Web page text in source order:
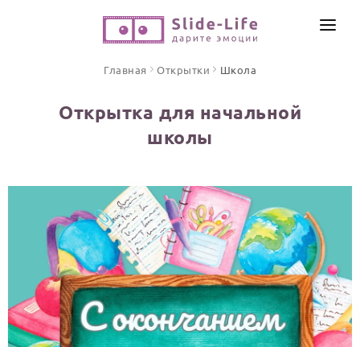
Песни поздравления
Открытки
Стихи и тексты
ПРАЗДНИКИ
С Днем рождения
Юбилей
ИНСТРУМЕНТЫ
ОТЗЫВЫ
Главная Открытки Школа
Открытка для начальной
школы